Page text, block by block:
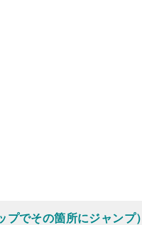
プでその箇所にジャンプ）